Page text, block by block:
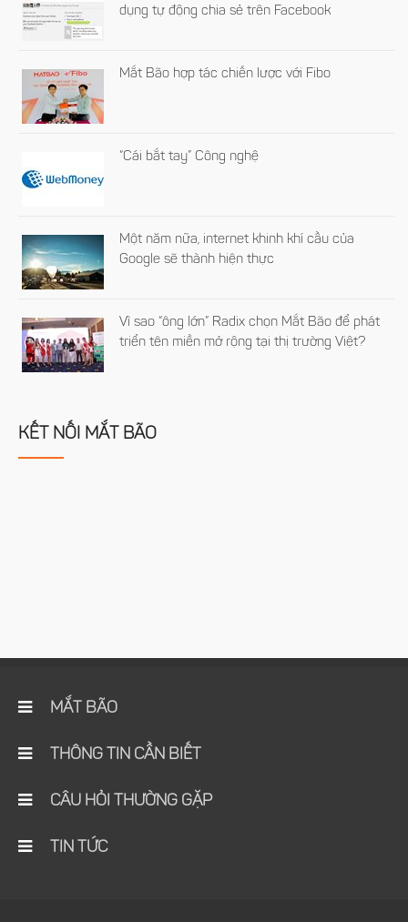
dụng tự động chia sẻ trên Facebook
Mắt Bão hợp tác chiến lược với Fibo
“Cái bắt tay” Công nghệ
Một năm nữa, internet khinh khí cầu của
Google sẽ thành hiện thực
Vì sao “ông lớn” Radix chọn Mắt Bão để phát
triển tên miền mở rộng tại thị trường Việt?
KẾT NỐI MẮT BÃO
MẮT BÃO
THÔNG TIN CẦN BIẾT
CÂU HỎI THƯỜNG GẶP
TIN TỨC